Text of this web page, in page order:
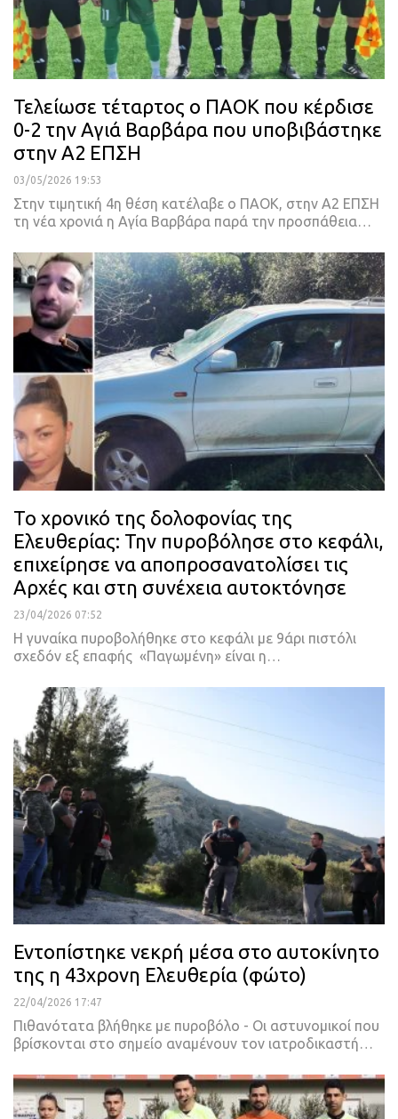
Τελείωσε τέταρτος ο ΠΑΟΚ που κέρδισε
0-2 την Αγιά Βαρβάρα που υποβιβάστηκε
στην Α2 ΕΠΣΗ
03/05/2026 19:53
Στην τιμητική 4η θέση κατέλαβε ο ΠΑΟΚ, στην Α2 ΕΠΣΗ
τη νέα χρονιά η Αγία Βαρβάρα παρά την προσπάθεια…
Το χρονικό της δολοφονίας της
Ελευθερίας: Την πυροβόλησε στο κεφάλι,
επιχείρησε να αποπροσανατολίσει τις
Αρχές και στη συνέχεια αυτοκτόνησε
23/04/2026 07:52
H γυναίκα πυροβολήθηκε στο κεφάλι με 9άρι πιστόλι
σχεδόν εξ επαφής «Παγωμένη» είναι η…
Εντοπίστηκε νεκρή μέσα στο αυτοκίνητο
της η 43χρονη Ελευθερία (φώτο)
22/04/2026 17:47
Πιθανότατα βλήθηκε με πυροβόλο - Οι αστυνομικοί που
βρίσκονται στο σημείο αναμένουν τον ιατροδικαστή…